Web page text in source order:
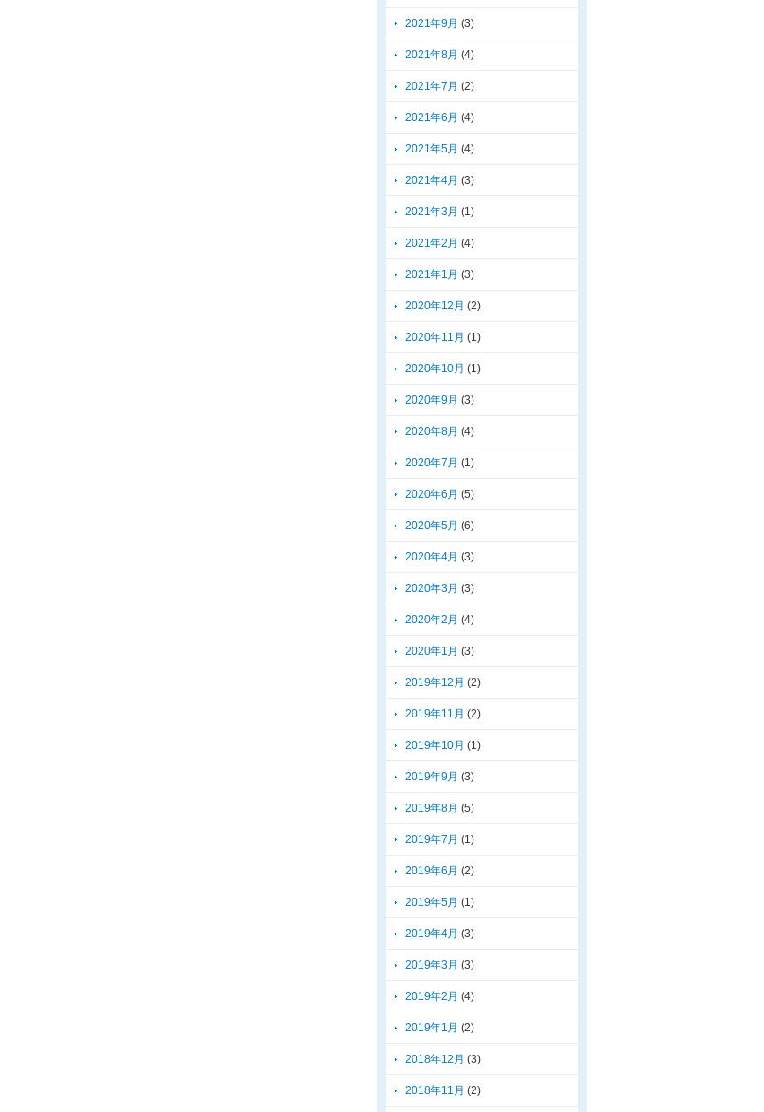
2021年9月 (3)
2021年8月 (4)
2021年7月 (2)
2021年6月 (4)
2021年5月 (4)
2021年4月 (3)
2021年3月 (1)
2021年2月 (4)
2021年1月 (3)
2020年12月 (2)
2020年11月 (1)
2020年10月 (1)
2020年9月 (3)
2020年8月 (4)
2020年7月 (1)
2020年6月 (5)
2020年5月 (6)
2020年4月 (3)
2020年3月 (3)
2020年2月 (4)
2020年1月 (3)
2019年12月 (2)
2019年11月 (2)
2019年10月 (1)
2019年9月 (3)
2019年8月 (5)
2019年7月 (1)
2019年6月 (2)
2019年5月 (1)
2019年4月 (3)
2019年3月 (3)
2019年2月 (4)
2019年1月 (2)
2018年12月 (3)
2018年11月 (2)